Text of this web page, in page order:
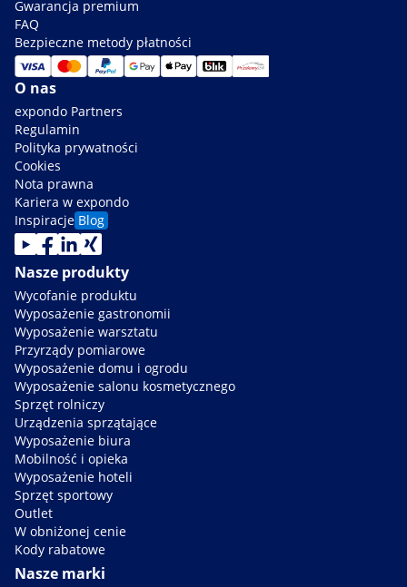
Gwarancja premium
FAQ
Bezpieczne metody płatności
O nas
expondo Partners
Regulamin
Polityka prywatności
Cookies
Nota prawna
Kariera w expondo
Inspiracje Blog
Nasze produkty
Wycofanie produktu
Wyposażenie gastronomii
Wyposażenie warsztatu
Przyrządy pomiarowe
Wyposażenie domu i ogrodu
Wyposażenie salonu kosmetycznego
Sprzęt rolniczy
Urządzenia sprzątające
Wyposażenie biura
Mobilność i opieka
Wyposażenie hoteli
Sprzęt sportowy
Outlet
W obniżonej cenie
Kody rabatowe
Nasze marki